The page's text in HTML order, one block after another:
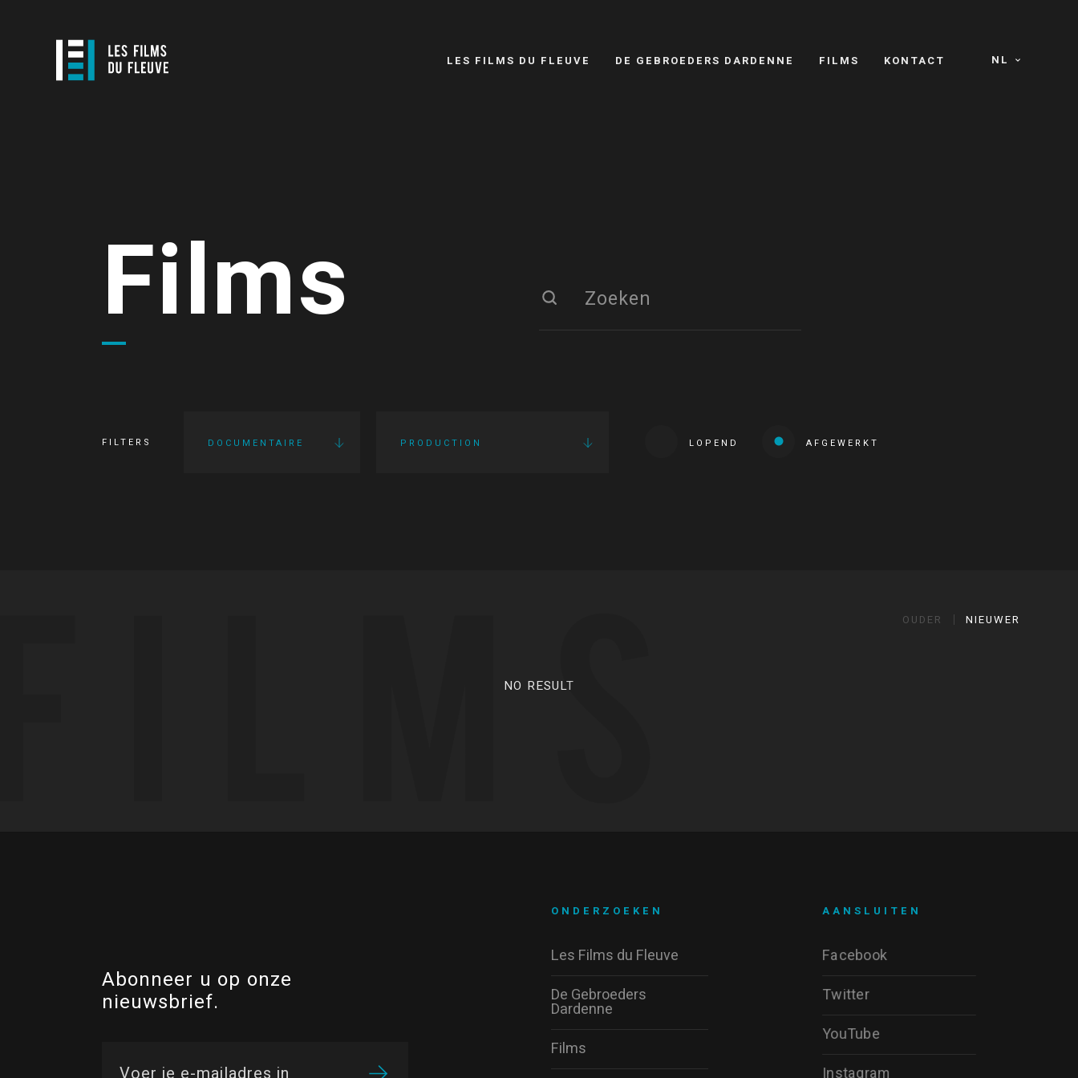
NL
LES FILMS DU FLEUVE DE GEBROEDERS DARDENNE FILMS KONTACT
Films
FILTERS DOCUMENTAIRE PRODUCTION LOPEND AFGEWERKT
OUDER NIEUWER
NO RESULT
Abonneer u op onze
nieuwsbrief.
AANSLUITEN
Facebook
Twitter
YouTube
Instagram
ONDERZOEKEN
Les Films du Fleuve
De Gebroeders
Dardenne
Films